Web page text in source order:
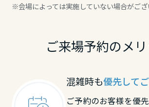
※会場によっては実施していない場合がござ
ご来場予約のメ
混雑時も優先して
ご予約のお客様を優
大阪府